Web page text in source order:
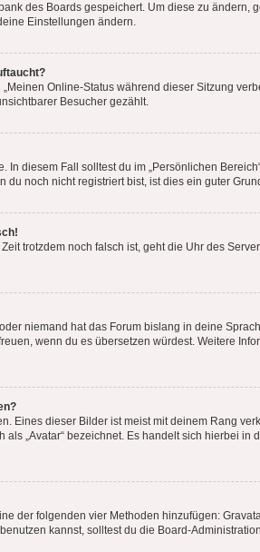
des Boards gespeichert. Um diese zu ändern,
Einstellungen ändern.
Online-Status während dieser Sitzung
Besucher gezählt.
diesem Fall solltest du im „Persönlichen
noch nicht registriert bist, ist dies ein guter
trotzdem noch falsch ist, geht die Uhr des
niemand hat das Forum bislang in deine
wenn du es übersetzen würdest. Weitere
Eines dieser Bilder ist meist mit deinem Rang
„Avatar“ bezeichnet. Es handelt sich hierbei
der folgenden vier Methoden hinzufügen:
kannst, solltest du die Board-